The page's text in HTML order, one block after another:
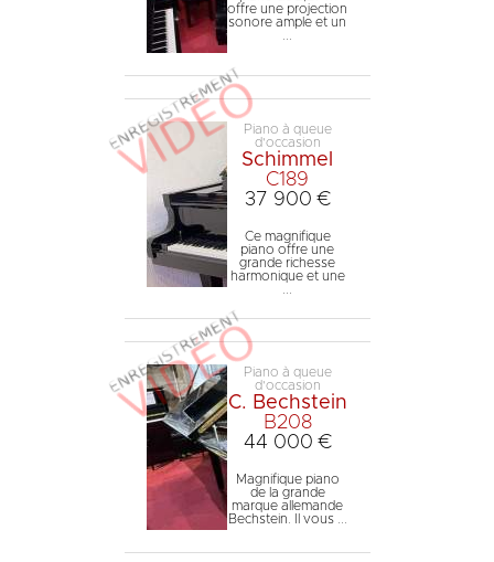
offre une projection
sonore ample et un
Piano à queue
d'occasion
Schimmel
C189
37 900 €
Ce magnifique
piano offre une
grande richesse
harmonique et une
Piano à queue
d'occasion
C. Bechstein
B208
44 000 €
Magnifique piano
de la grande
marque allemande
Bechstein. Il vous ...